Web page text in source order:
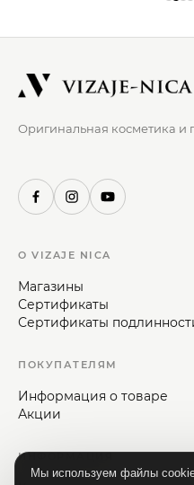
Оригинальная косметика и
О VIZAJE NICA
Магазины
Сертификаты
Сертификаты
ПОКУПАТЕЛЯМ
Информация о товаре
Акции
ИНФОРМАЦИЯ
Мы используем файлы cookie